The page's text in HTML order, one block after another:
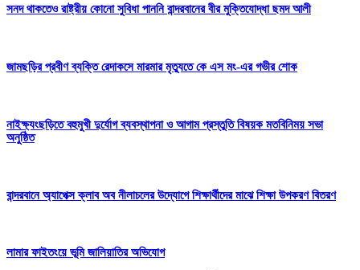
সনদ থাকতেও রাষ্ট্রীয় কোনো সুবিধা পাননি বান্দরবানের বীর মুক্তিযোদ্ধা ছমদ আলী
জামছড়ির প্রবীণ ব্যক্তি রেদাকসে মারমার মৃত্যুতে কে এস মং-এর গভীর শোক
নাইক্ষ্যংছড়িতে বহুমুখী দুর্যোগ ব্যবস্থাপনা ও আগাম প্রস্তুতি বিষয়ক মতবিনিময় সভা
অনুষ্ঠিত
বান্দরবানে অ্যাপেক্স ক্লাব অব নীলাচলের উদ্যোগে শিক্ষার্থীদের মাঝে শিক্ষা উপকরণ বিতরণ
লামার ফাইতংয়ে ভূমি জালিয়াতির অভিযোগ